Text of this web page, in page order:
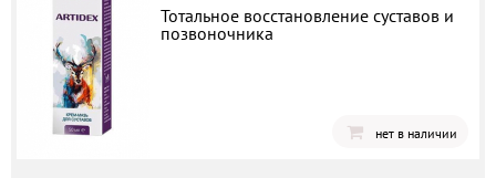
Тотальное восстановление суставов и
позвоночника
нет в наличии